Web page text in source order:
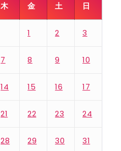
木 金 土 日
1 2 3
7 8 9 10
14 15 16 17
21 22 23 24
28 29 30 31